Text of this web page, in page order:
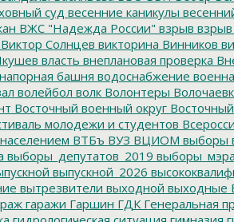
суд весенние каникулы
ВЖС "Надежда России" взрыв взрыв
Виктор Солнцев викторина Винников
власть внеплановая проверка
башня водоснабжение
волейбол волк Волонтеры
Восточный военный округ
молодежи и студентов
ВТБъ ВУЗ ВЦИОМ выборы
выборы_депутатов_2019 выборы_мэра
выпускной_2026
вытрезвители выходной выходные
гаражи Гаршин ГДК Генеральная